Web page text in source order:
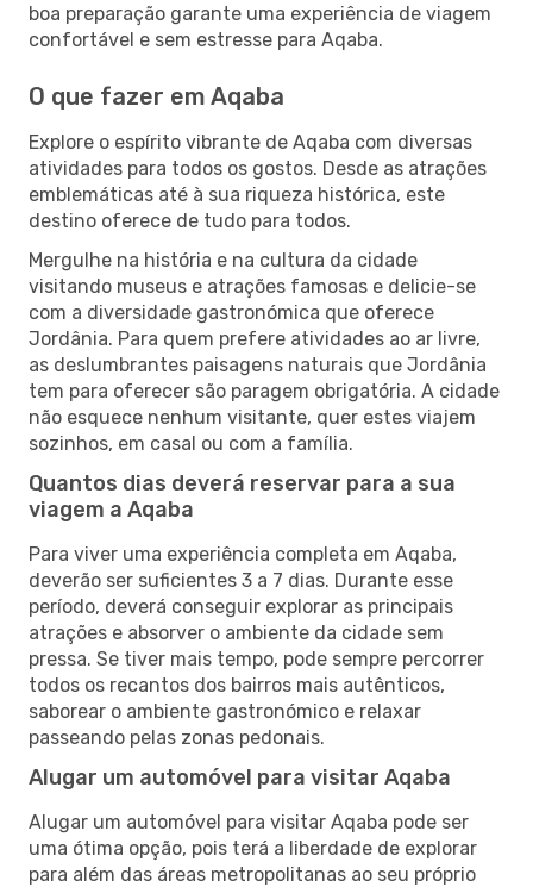
boa preparação garante uma experiência de viagem
confortável e sem estresse para Aqaba.
O que fazer em Aqaba
Explore o espírito vibrante de Aqaba com diversas
atividades para todos os gostos. Desde as atrações
emblemáticas até à sua riqueza histórica, este
destino oferece de tudo para todos.
Mergulhe na história e na cultura da cidade
visitando museus e atrações famosas e delicie-se
com a diversidade gastronómica que oferece
Jordânia. Para quem prefere atividades ao ar livre,
as deslumbrantes paisagens naturais que Jordânia
tem para oferecer são paragem obrigatória. A cidade
não esquece nenhum visitante, quer estes viajem
sozinhos, em casal ou com a família.
Quantos dias deverá reservar para a sua
viagem a Aqaba
Para viver uma experiência completa em Aqaba,
deverão ser suficientes 3 a 7 dias. Durante esse
período, deverá conseguir explorar as principais
atrações e absorver o ambiente da cidade sem
pressa. Se tiver mais tempo, pode sempre percorrer
todos os recantos dos bairros mais autênticos,
saborear o ambiente gastronómico e relaxar
passeando pelas zonas pedonais.
Alugar um automóvel para visitar Aqaba
Alugar um automóvel para visitar Aqaba pode ser
uma ótima opção, pois terá a liberdade de explorar
para além das áreas metropolitanas ao seu próprio